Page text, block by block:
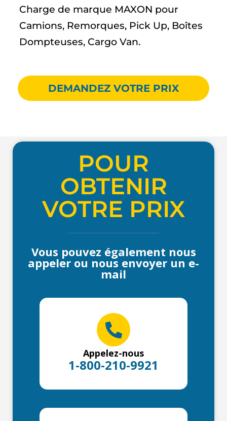
Charge de marque MAXON pour
Camions, Remorques, Pick Up, Boîtes
Dompteuses, Cargo Van.
DEMANDEZ VOTRE PRIX
POUR
OBTENIR
VOTRE PRIX
Vous pouvez également nous
appeler ou nous envoyer un e-
mail
Appelez-nous
1-800-210-9921